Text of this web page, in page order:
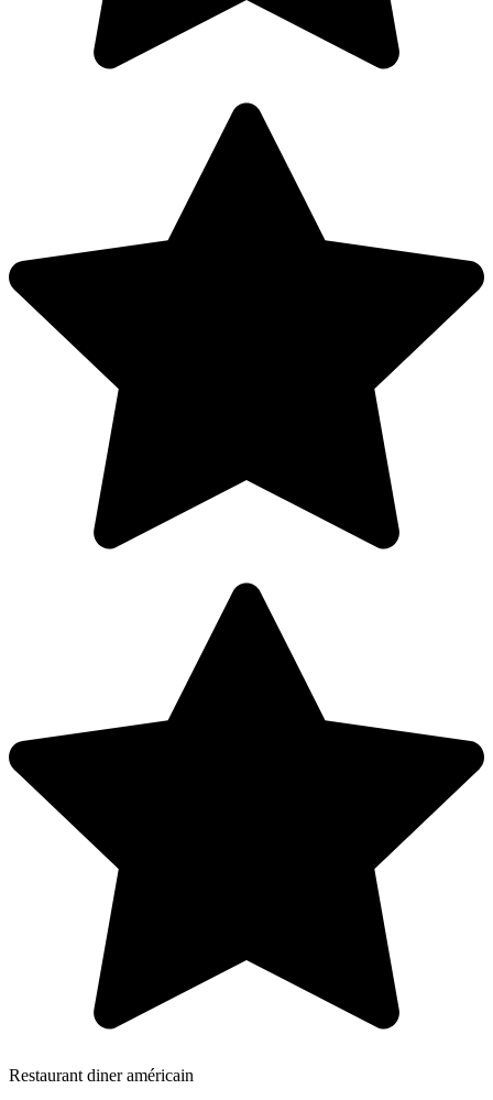
Restaurant diner américain